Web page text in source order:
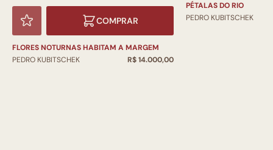
COMPRAR
FLORES NOTURNAS HABITAM A MARGEM
PEDRO KUBITSCHEK
R$ 14.000,00
PÉTALAS DO RIO
PEDRO KUBITSCHEK